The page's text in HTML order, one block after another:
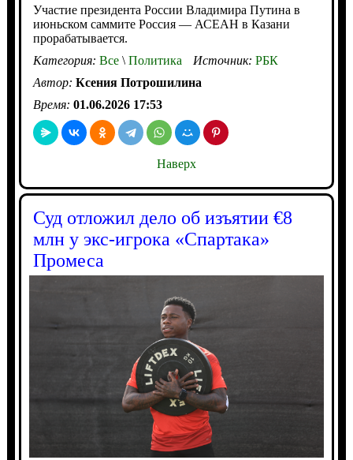
Участие президента России Владимира Путина в
июньском саммите Россия — АСЕАН в Казани
прорабатывается.
Категория: Все\Политика Источник: РБК
Автор: Ксения Потрошилина
Время: 01.06.2026 17:53
Наверх
Суд отложил дело об изъятии €8
млн у экс-игрока «Спартака»
Промеса